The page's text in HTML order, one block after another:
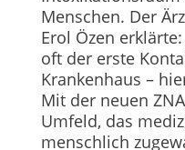
Menschen. Der
Erol Özen
oft der erste
Krankenhaus –
Mit der neuen
Umfeld, das
menschlich